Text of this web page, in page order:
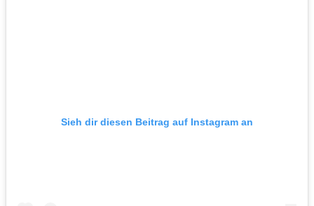
Sieh dir diesen Beitrag auf Instagram an